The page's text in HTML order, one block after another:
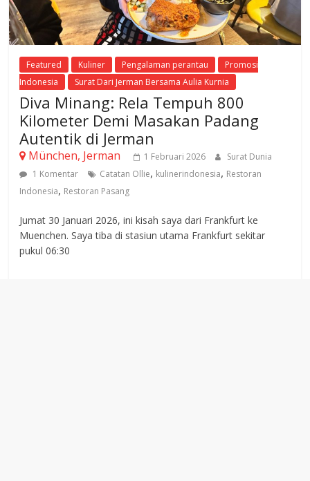
Featured Kuliner Pengalaman perantau
Promosi
Indonesia
Surat Dari Jerman Bersama Aulia Kurnia
Diva Minang: Rela Tempuh 800
Kilometer Demi Masakan Padang
Autentik di Jerman
München, Jerman 1 Februari 2026
Surat Dunia
1 Komentar
Catatan Ollie, kulinerindonesia, Restoran
Indonesia, Restoran Pasang
Jumat 30 Januari 2026, ini kisah saya dari Frankfurt ke
Muenchen. Saya tiba di stasiun utama Frankfurt sekitar
pukul 06:30